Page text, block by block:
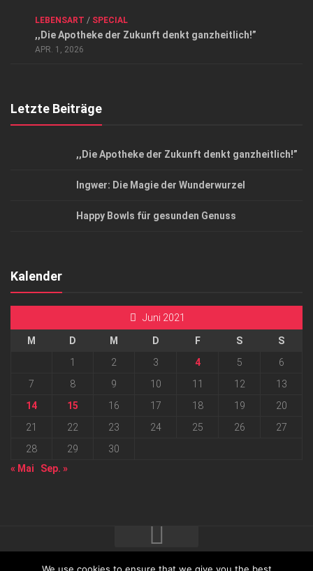
Datenschutzerklärung
Top Magazin Dresden / Ostsachsen
LEBENSART / SPECIAL
,,Die Apotheke der Zukunft denkt ganzheitlich!”
APR. 1, 2026
Letzte Beiträge
,,Die Apotheke der Zukunft denkt ganzheitlich!”
Ingwer: Die Magie der Wunderwurzel
Happy Bowls für gesunden Genuss
Kalender
Juni 2021
M D M D F S
S
1
2 3 4 5
6
7
8 9 10 11 12
13
14
15 16 17 18 19
20
21
22 23 24 25 26
27
28
29
30
« Mai
Sep. »